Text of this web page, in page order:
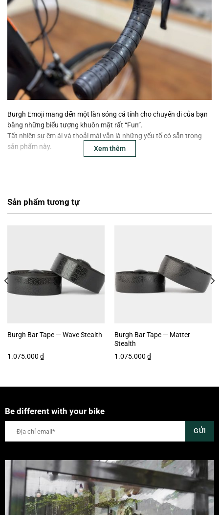
Burgh Emoji mang đến một làn sóng cá tính cho chuyến đi của bạn
bằng những biểu tượng khuôn mặt rất “Fun”.
Tất nhiên sự êm ái và thoải mái vẫn là những yếu tố có sẵn trong
sản phẩm này.
• Bao gồm: 2 x nút chặn vặn vào / 2 x dây hoàn thiện
• Độ dày: 2.5mm – mỏng dần xuống 1.8mm ở các cạnh
Xem thêm
Sản phẩm tương tự
Burgh Bar Tape — Wave Stealth
1.075.000 ₫
Burgh Bar Tape — Matter
Stealth
1.075.000 ₫
Be different with your bike